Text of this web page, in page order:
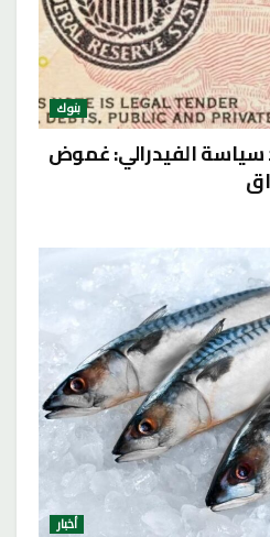
بنوك
سياسة الفيدرالي: غموض
أخبار